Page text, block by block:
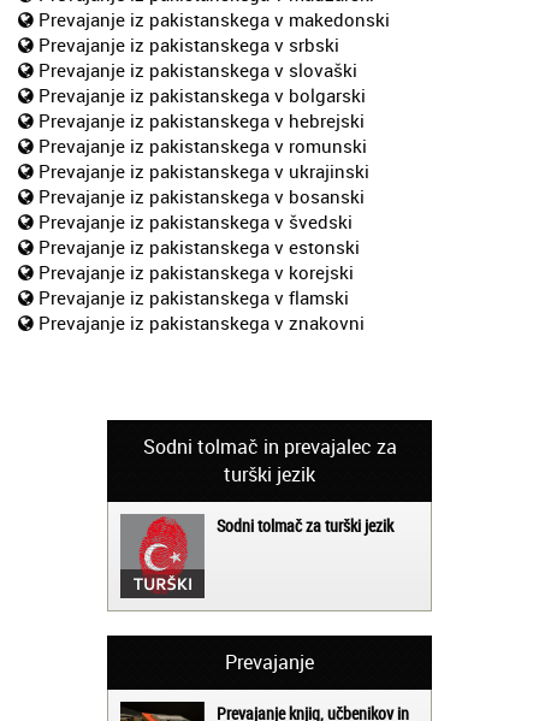
Prevajanje iz pakistanskega v makedonski
Prevajanje iz pakistanskega v srbski
Prevajanje iz pakistanskega v slovaški
Prevajanje iz pakistanskega v bolgarski
Prevajanje iz pakistanskega v hebrejski
Prevajanje iz pakistanskega v romunski
Prevajanje iz pakistanskega v ukrajinski
Prevajanje iz pakistanskega v bosanski
Prevajanje iz pakistanskega v švedski
Prevajanje iz pakistanskega v estonski
Prevajanje iz pakistanskega v korejski
Prevajanje iz pakistanskega v flamski
Prevajanje iz pakistanskega v znakovni
Sodni tolmač in prevajalec za
turški jezik
Sodni tolmač za turški jezik
Prevajanje
Prevajanje knjig, učbenikov in